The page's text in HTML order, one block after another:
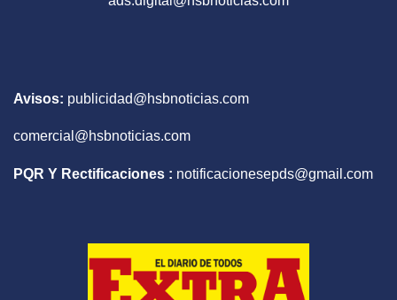
Avisos: publicidad@hsbnoticias.com
comercial@hsbnoticias.com
PQR Y Rectificaciones : notificacionesepds@gmail.com